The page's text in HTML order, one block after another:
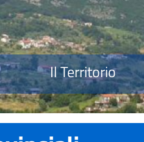
Il Territorio